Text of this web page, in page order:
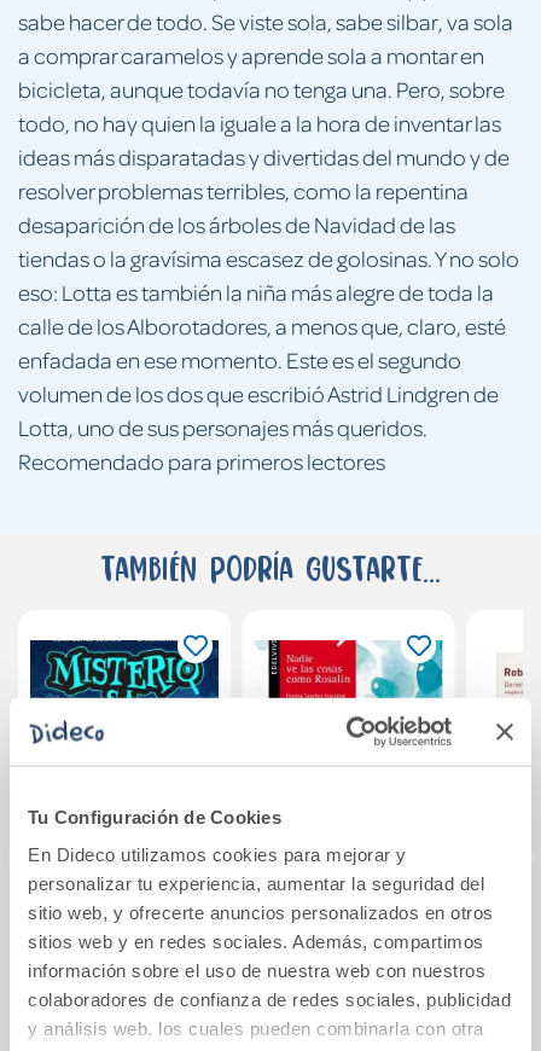
Tu Configuración de Cookies
En Dideco utilizamos cookies para mejorar y
personalizar tu experiencia, aumentar la seguridad del
sitio web, y ofrecerte anuncios personalizados en otros
sitios web y en redes sociales. Además, compartimos
información sobre el uso de nuestra web con nuestros
colaboradores de confianza de redes sociales, publicidad
y análisis web, los cuales pueden combinarla con otra
sabe hacer de todo. Se viste sola, sabe silbar, va sola
a comprar caramelos y aprende sola a montar en
bicicleta, aunque todavía no tenga una. Pero, sobre
todo, no hay quien la iguale a la hora de inventar las
ideas más disparatadas y divertidas del mundo y de
resolver problemas terribles, como la repentina
desaparición de los árboles de Navidad de las
tiendas o la gravísima escasez de golosinas. Y no solo
eso: Lotta es también la niña más alegre de toda la
calle de los Alborotadores, a menos que, claro, esté
enfadada en ese momento. Este es el segundo
volumen de los dos que escribió Astrid Lindgren de
Lotta, uno de sus personajes más queridos.
Recomendado para primeros lectores
También podría gustarte...
Misterio S.A. 1 - Los
fantasmas no
existen
15,95€
Nadie ve las cosas
como Rosalín
9,90€